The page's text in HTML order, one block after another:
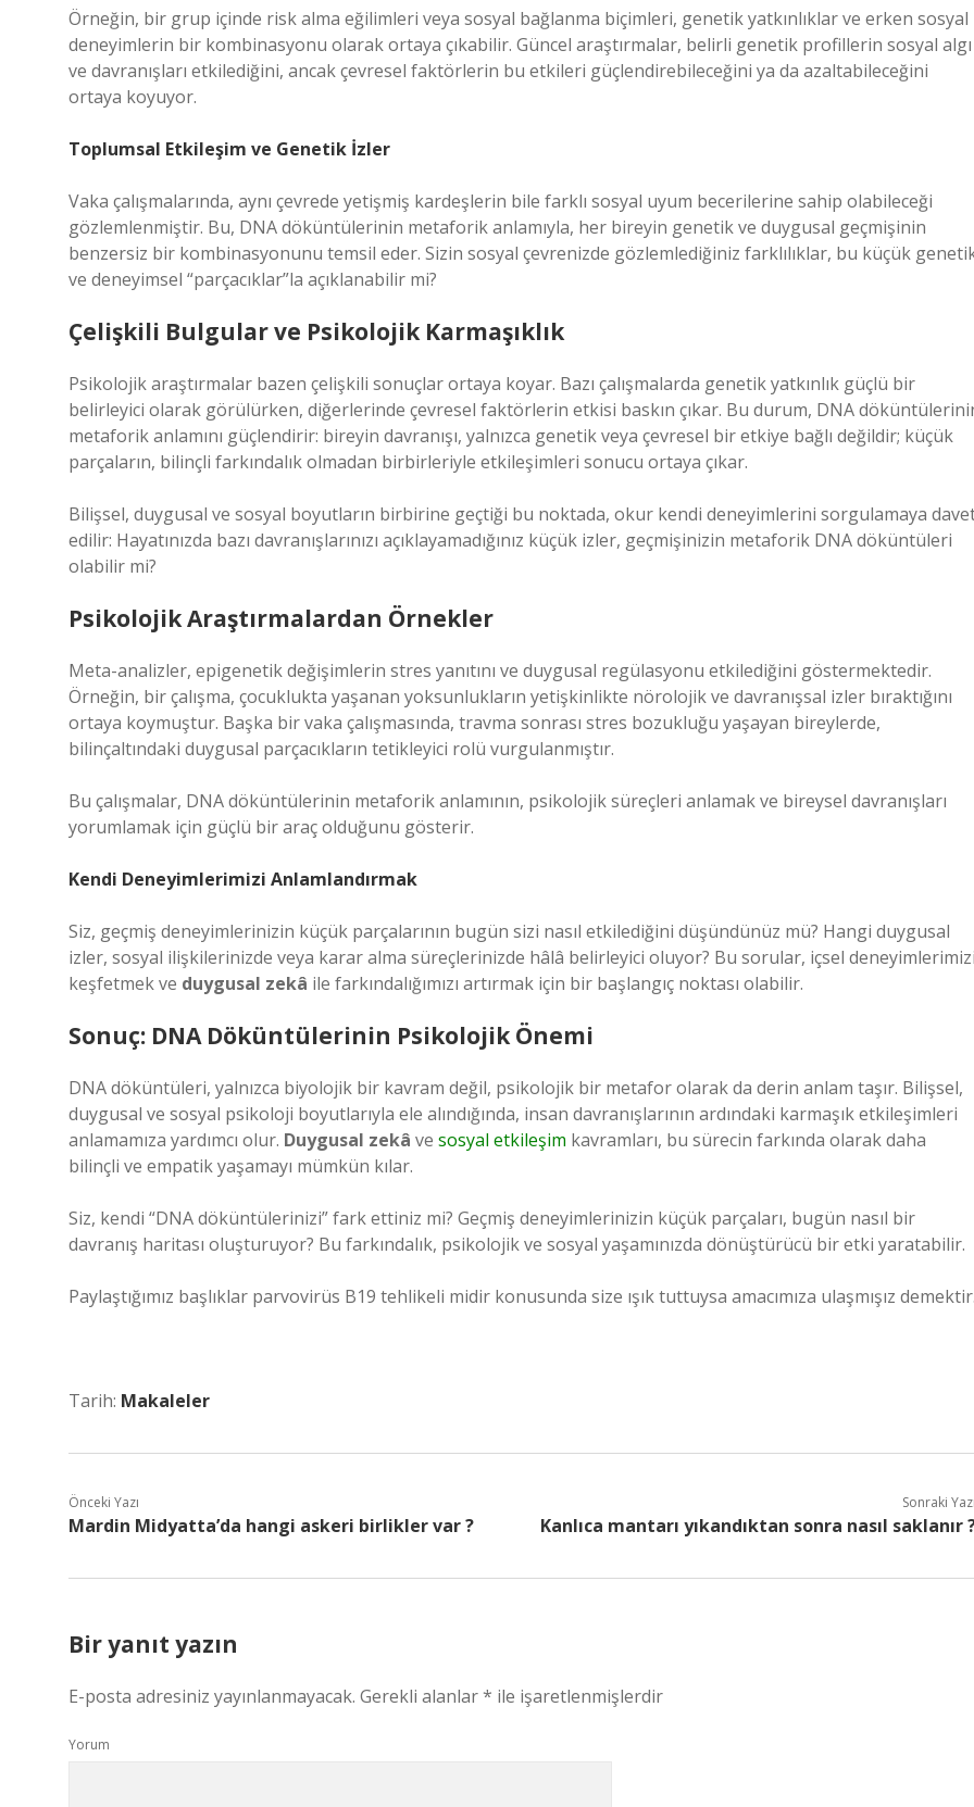
Örneğin, bir grup içinde risk alma eğilimleri veya sosyal bağlanma biçimleri, genetik yatkınlıklar ve erken sosyal
deneyimlerin bir kombinasyonu olarak ortaya çıkabilir. Güncel araştırmalar, belirli genetik profillerin sosyal algı
ve davranışları etkilediğini, ancak çevresel faktörlerin bu etkileri güçlendirebileceğini ya da azaltabileceğini
ortaya koyuyor.
Toplumsal Etkileşim ve Genetik İzler
Vaka çalışmalarında, aynı çevrede yetişmiş kardeşlerin bile farklı sosyal uyum becerilerine sahip olabileceği
gözlemlenmiştir. Bu, DNA döküntülerinin metaforik anlamıyla, her bireyin genetik ve duygusal geçmişinin
benzersiz bir kombinasyonunu temsil eder. Sizin sosyal çevrenizde gözlemlediğiniz farklılıklar, bu küçük
ve deneyimsel “parçacıklar”la açıklanabilir mi?
Çelişkili Bulgular ve Psikolojik Karmaşıklık
Psikolojik araştırmalar bazen çelişkili sonuçlar ortaya koyar. Bazı çalışmalarda genetik yatkınlık güçlü bir
belirleyici olarak görülürken, diğerlerinde çevresel faktörlerin etkisi baskın çıkar. Bu durum, DNA
metaforik anlamını güçlendirir: bireyin davranışı, yalnızca genetik veya çevresel bir etkiye bağlı değildir; küçük
parçaların, bilinçli farkındalık olmadan birbirleriyle etkileşimleri sonucu ortaya çıkar.
Bilişsel, duygusal ve sosyal boyutların birbirine geçtiği bu noktada, okur kendi deneyimlerini sorgulamaya
edilir: Hayatınızda bazı davranışlarınızı açıklayamadığınız küçük izler, geçmişinizin metaforik DNA döküntüleri
olabilir mi?
Psikolojik Araştırmalardan Örnekler
Meta-analizler, epigenetik değişimlerin stres yanıtını ve duygusal regülasyonu etkilediğini göstermektedir.
Örneğin, bir çalışma, çocuklukta yaşanan yoksunlukların yetişkinlikte nörolojik ve davranışsal izler bıraktığını
ortaya koymuştur. Başka bir vaka çalışmasında, travma sonrası stres bozukluğu yaşayan bireylerde,
bilinçaltındaki duygusal parçacıkların tetikleyici rolü vurgulanmıştır.
Bu çalışmalar, DNA döküntülerinin metaforik anlamının, psikolojik süreçleri anlamak ve bireysel davranışları
yorumlamak için güçlü bir araç olduğunu gösterir.
Kendi Deneyimlerimizi Anlamlandırmak
Siz, geçmiş deneyimlerinizin küçük parçalarının bugün sizi nasıl etkilediğini düşündünüz mü? Hangi duygusal
izler, sosyal ilişkilerinizde veya karar alma süreçlerinizde hâlâ belirleyici oluyor? Bu sorular, içsel deneyimlerimizi
keşfetmek ve duygusal zekâ ile farkındalığımızı artırmak için bir başlangıç noktası olabilir.
Sonuç: DNA Döküntülerinin Psikolojik Önemi
DNA döküntüleri, yalnızca biyolojik bir kavram değil, psikolojik bir metafor olarak da derin anlam taşır. Bilişsel,
duygusal ve sosyal psikoloji boyutlarıyla ele alındığında, insan davranışlarının ardındaki karmaşık etkileşimleri
anlamamıza yardımcı olur. Duygusal zekâ ve sosyal etkileşim kavramları, bu sürecin farkında olarak daha
bilinçli ve empatik yaşamayı mümkün kılar.
Siz, kendi “DNA döküntülerinizi” fark ettiniz mi? Geçmiş deneyimlerinizin küçük parçaları, bugün nasıl bir
davranış haritası oluşturuyor? Bu farkındalık, psikolojik ve sosyal yaşamınızda dönüştürücü bir etki yaratabilir.
Paylaştığımız başlıklar parvovirüs B19 tehlikeli midir konusunda size ışık tuttuysa amacımıza ulaşmışız demektir.
Tarih: Makaleler
Önceki Yazı
Mardin Midyatta’da hangi askeri birlikler var ?
Sonraki Yazı
Kanlıca mantarı yıkandıktan sonra nasıl saklanır
Bir yanıt yazın
E-posta adresiniz yayınlanmayacak. Gerekli alanlar* ile işaretlenmişlerdir
Yorum